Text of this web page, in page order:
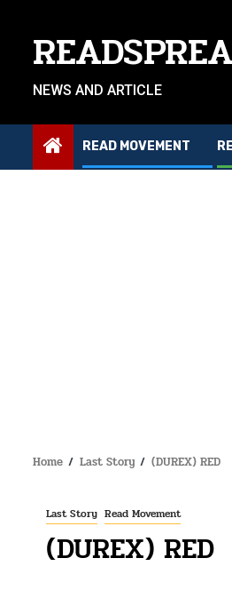
content
NEWS AND ARTICLE
READ MOVEMENT
Home Last Story (DUREX) RED
Last Story Read Movement
(DUREX) RED